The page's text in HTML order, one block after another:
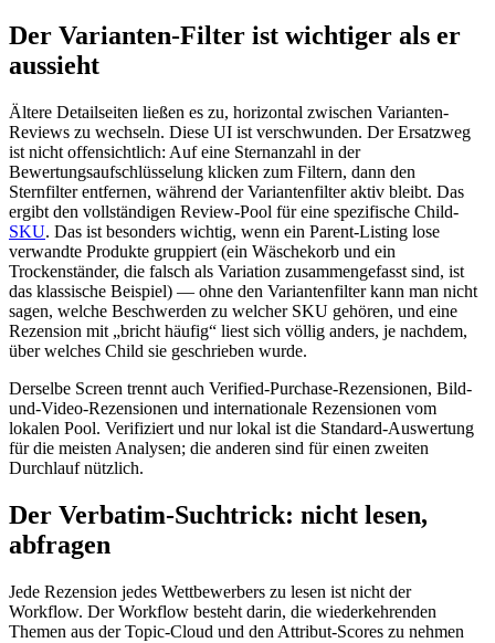
Der Varianten-Filter ist wichtiger als er
aussieht
Ältere Detailseiten ließen es zu, horizontal zwischen Varianten-
Reviews zu wechseln. Diese UI ist verschwunden. Der Ersatzweg
ist nicht offensichtlich: Auf eine Sternanzahl in der
Bewertungsaufschlüsselung klicken zum Filtern, dann den
Sternfilter entfernen, während der Variantenfilter aktiv bleibt. Das
ergibt den vollständigen Review-Pool für eine spezifische Child-
SKU. Das ist besonders wichtig, wenn ein Parent-Listing lose
verwandte Produkte gruppiert (ein Wäschekorb und ein
Trockenständer, die falsch als Variation zusammengefasst sind, ist
das klassische Beispiel) — ohne den Variantenfilter kann man nicht
sagen, welche Beschwerden zu welcher SKU gehören, und eine
Rezension mit „bricht häufig“ liest sich völlig anders, je nachdem,
über welches Child sie geschrieben wurde.
Derselbe Screen trennt auch Verified-Purchase-Rezensionen, Bild-
und-Video-Rezensionen und internationale Rezensionen vom
lokalen Pool. Verifiziert und nur lokal ist die Standard-Auswertung
für die meisten Analysen; die anderen sind für einen zweiten
Durchlauf nützlich.
Der Verbatim-Suchtrick: nicht lesen,
abfragen
Jede Rezension jedes Wettbewerbers zu lesen ist nicht der
Workflow. Der Workflow besteht darin, die wiederkehrenden
Themen aus der Topic-Cloud und den Attribut-Scores zu nehmen